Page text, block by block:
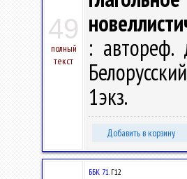
49
полный
текст
: автореф.
1экз.
Добавить в корзину
ББК 71.Г12